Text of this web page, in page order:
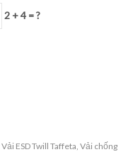
2 + 4 = ?
Vải ESD Twill Taffeta, Vải chống